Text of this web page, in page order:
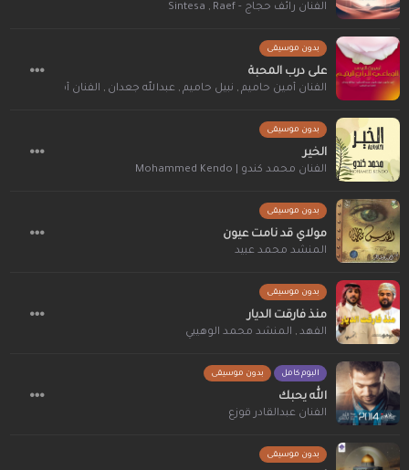
الفنان رائف حجاج - Raef ,
Sintesa
بدون موسيقى
على درب المحبة
الفنان أمين حاميم , نبيل حاميم , عبدالله جعدان , الفنان أمجد الخولاني
بدون موسيقى
الخير
الفنان محمد كندو | Mohammed Kendo
بدون موسيقى
مولاي قد نامت عيون
المنشد محمد عبيد
بدون موسيقى
منذ فارقت الديار
الفهد , المنشد محمد الوهيبي
البوم كامل بدون موسيقى
الله يحبك
الفنان عبدالقادر قوزع
بدون موسيقى